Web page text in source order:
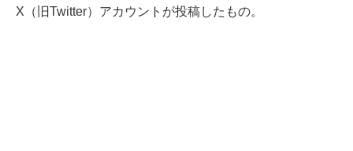
X（旧Twitter）アカウントが投稿したもの。